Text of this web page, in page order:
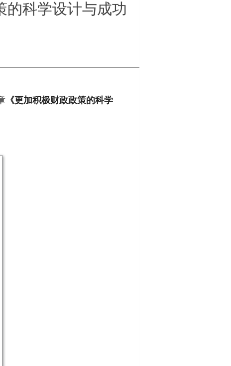
的科学设计与成功
《更加积极财政政策的科学